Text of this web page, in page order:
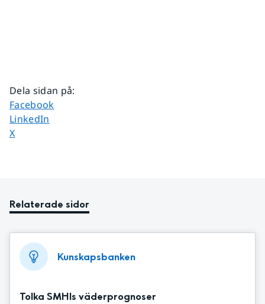
Dela sidan på:
Dela sidan på
Facebook
Dela sidan på
LinkedIn
Dela sidan på
X
Relaterade sidor
Kunskapsbanken
Tolka SMHIs väderprognoser